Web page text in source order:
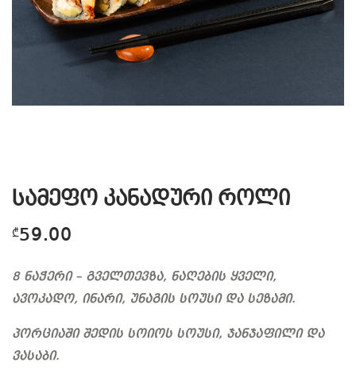
სამეფო კანადური როლი
₾59.00
8 ნაჭერი – გველთევზა, ნაღების ყველი,
ავოკადო, ინარი, უნაგის სოუსი და სეზამი.
პორციაში შედის სოიოს სოუსი, ჯანჯაფილი და
ვასაბი.